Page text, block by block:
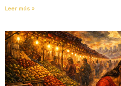
Leer más »